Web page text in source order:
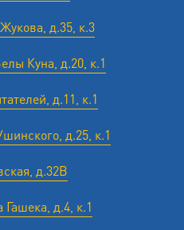
д.35, к.3
Куна, д.20, к.1
д.11, к.1
д.25, к.1
д.32В
д.4, к.1